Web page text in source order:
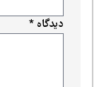
دیدگاه*